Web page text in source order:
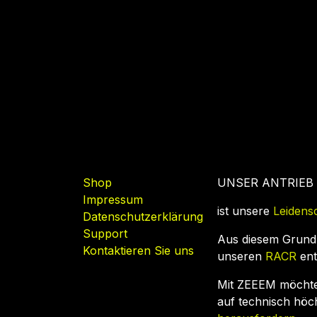
Shop
Impressum
Datenschutzerklärung
Support
Kontaktieren Sie uns
UNSER ANTRIEB
ist unsere
Aus diesem
unseren RACR
Mit ZEEEM
auf technisch